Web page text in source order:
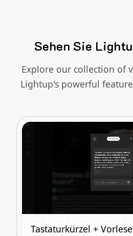
Sehen Sie
Explore our collection of
Lightup's powerful
Tastaturkürzel +